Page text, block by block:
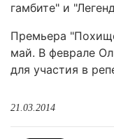
гамбите" и
Премьера
май. В феврале
для участия в
21.03.2014